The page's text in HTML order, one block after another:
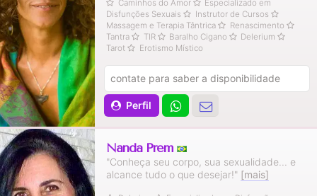
Caminhos do Amor
Especializado em
Disfunções Sexuais
Instrutor de Cursos
Massagem e Terapia Tântrica
Renascimento
Tantra
TIR Baralho Cigano
Delerium
Tarot
Erotismo Místico
Perfil
contate para saber a disponibilidade
Nanda Prem
"Conheça seu corpo, sua sexualidade... e
alcance tudo o que desejar!" [mais]